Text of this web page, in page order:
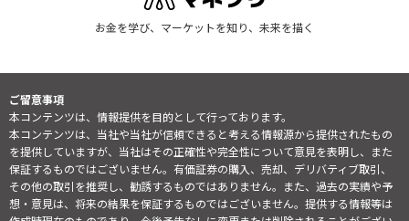
お金を学び、マーケットを知り、未来を描く
ご留意事項
本コンテンツは、情報提供を目的として行っております。
本コンテンツは、当社や当社が信頼できると考える情報源から提供されたもの
を提供していますが、当社はその正確性や完全性について意見を表明し、また
保証するものではございません。有価証券の購入、売却、デリバティブ取引、
その他の取引を推奨し、勧誘するものではありません。また、過去の実績や予
想・意見は、将来の結果を保証するものではございません。提供する情報等は